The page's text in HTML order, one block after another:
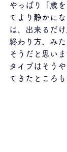
やっぱり「歳
てより静かに
は、出来るだ
終わり方、み
そうだと思い
タイプはそう
てきたところも